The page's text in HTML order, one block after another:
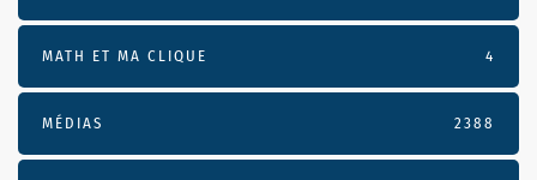
MATH ET MA CLIQUE 4
MÉDIAS 2388